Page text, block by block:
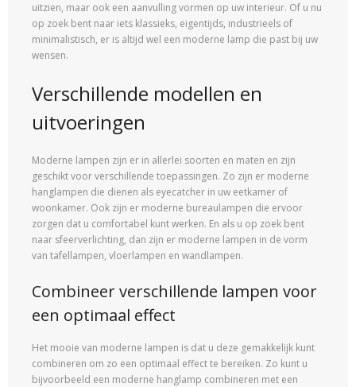
uitzien, maar ook een aanvulling vormen op uw interieur. Of u nu
op zoek bent naar iets klassieks, eigentijds, industrieels of
minimalistisch, er is altijd wel een moderne lamp die past bij uw
wensen.
Verschillende modellen en
uitvoeringen
Moderne lampen zijn er in allerlei soorten en maten en zijn
geschikt voor verschillende toepassingen. Zo zijn er moderne
hanglampen die dienen als eyecatcher in uw eetkamer of
woonkamer. Ook zijn er moderne bureaulampen die ervoor
zorgen dat u comfortabel kunt werken. En als u op zoek bent
naar sfeerverlichting, dan zijn er moderne lampen in de vorm
van tafellampen, vloerlampen en wandlampen.
Combineer verschillende lampen voor
een optimaal effect
Het mooie van moderne lampen is dat u deze gemakkelijk kunt
combineren om zo een optimaal effect te bereiken. Zo kunt u
bijvoorbeeld een moderne hanglamp combineren met een